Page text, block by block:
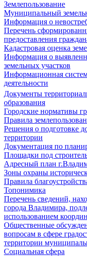
Землепользование
Муниципальный
Информация о
Перечень
предоставления
Кадастровая оценка
Информация о
земельных участков
Информационная
деятельности
Документы
образования
Городские нормативы
Правила
Решения о подготовке
территории
Документация по
Площадки под
Адресный план
Зоны охраны
Правила
Топонимика
Перечень сведений,
города Владимира,
использованием
Общественные
вопросам в сфере
территории
Социальная сфера